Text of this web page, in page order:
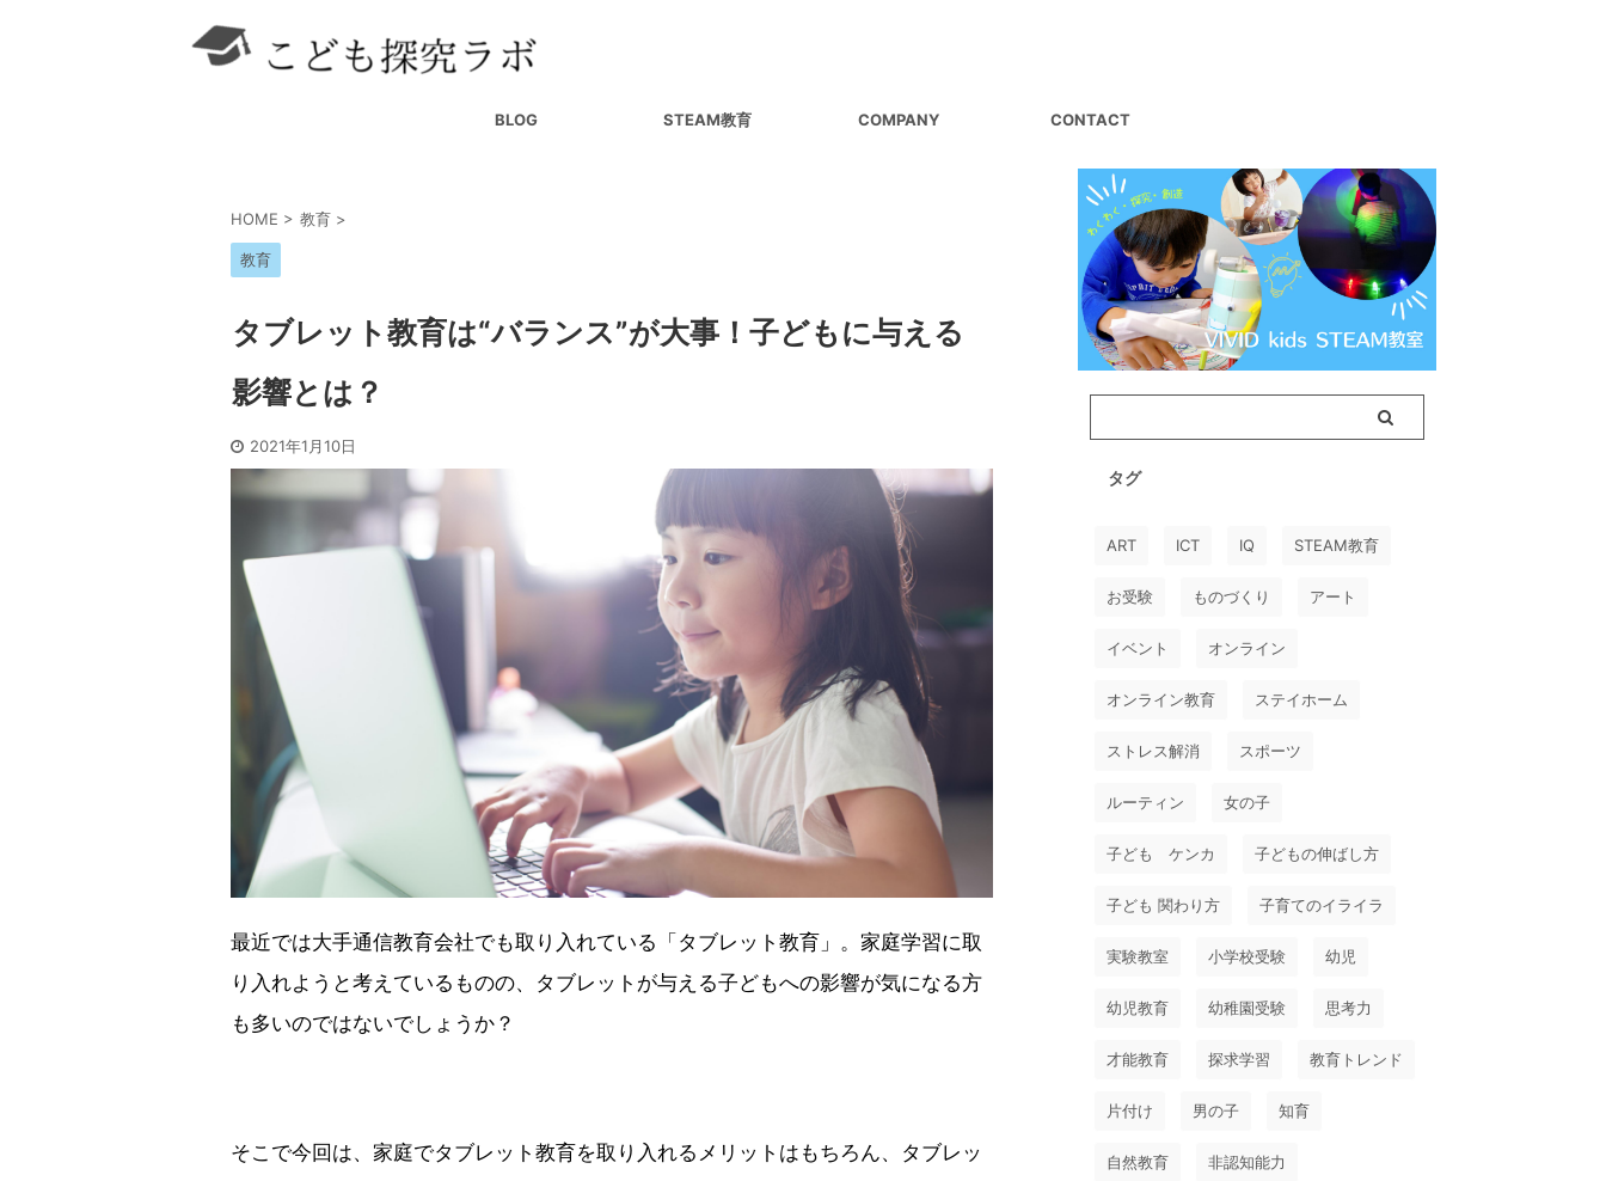
BLOG STEAM教育 COMPANY CONTACT
HOME > 教育 >
教育
タブレット教育は“バランス”が大事！子どもに与える
影響とは？
2021年1月10日
最近では大手通信教育会社でも取り入れている「タブレット教育」。家庭学習に取
り入れようと考えているものの、タブレットが与える子どもへの影響が気になる方
も多いのではないでしょうか？
そこで今回は、家庭でタブレット教育を取り入れるメリットはもちろん、タブレッ
タグ
ART ICT IQ STEAM教育
お受験 ものづくり アート
イベント オンライン
オンライン教育 ステイホーム
ストレス解消 スポーツ
ルーティン 女の子
子ども ケンカ 子どもの伸ばし方
子ども 関わり方 子育てのイライラ
実験教室 小学校受験 幼児
幼児教育 幼稚園受験 思考力
才能教育 探求学習 教育トレンド
片付け 男の子 知育
自然教育 非認知能力